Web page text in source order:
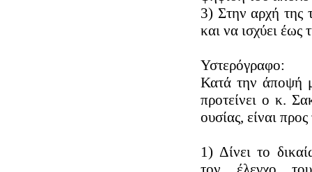
3) Στην αρχή της
και να ισχύει έως
Υστερόγραφο:
Κατά την άποψή
προτείνει ο κ.
ουσίας, είναι
1) Δίνει το